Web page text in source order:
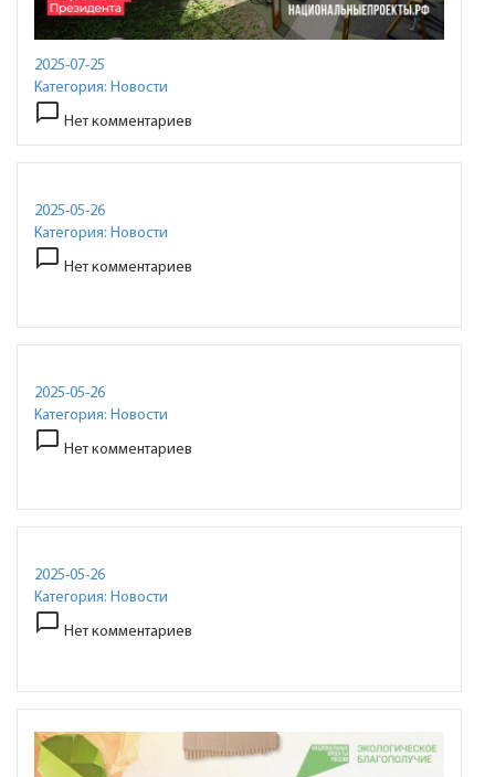
2025-07-25
Категория: Новости
chat_bubble_outline Нет комментариев
2025-05-26
Категория: Новости
chat_bubble_outline Нет комментариев
2025-05-26
Категория: Новости
chat_bubble_outline Нет комментариев
2025-05-26
Категория: Новости
chat_bubble_outline Нет комментариев